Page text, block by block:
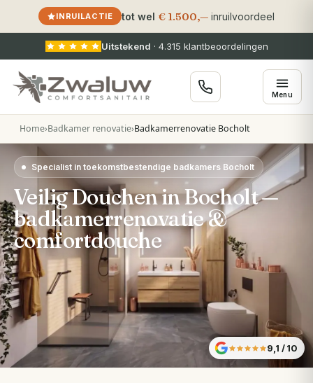
INRUILACTIE tot wel € 1.500,— inruilvoordeel
Uitstekend · 4.315 klantbeoordelingen
Menu
Home›Badkamer renovatie›Badkamerrenovatie Bocholt
Specialist in toekomstbestendige badkamers Bocholt
Veilig Douchen in Bocholt —
badkamerrenovatie &
comfortdouche
9,1 / 10